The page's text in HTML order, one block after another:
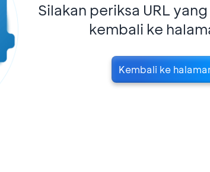
Silakan periksa URL
kembali ke
Kembali ke